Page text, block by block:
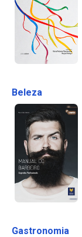
Beleza
Gastronomia